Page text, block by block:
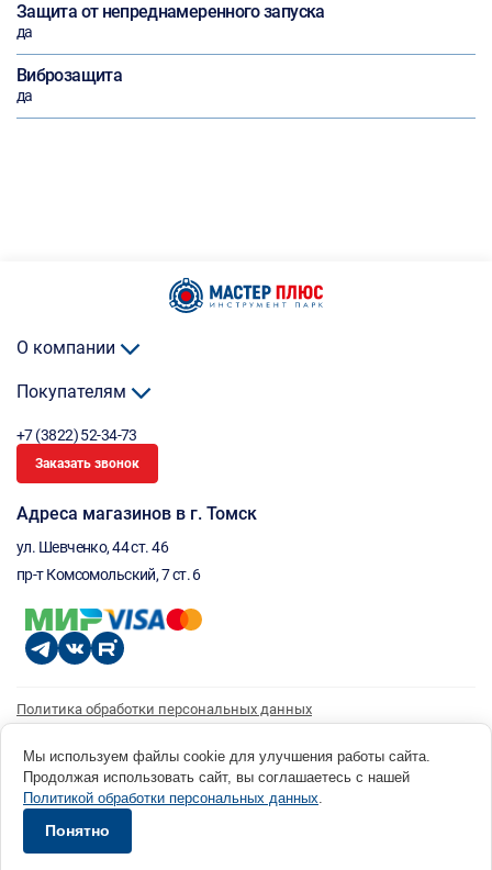
Защита от непреднамеренного запуска
да
Виброзащита
да
О компании
Покупателям
+7 (3822) 52-34-73
Заказать звонок
Адреса магазинов в г. Томск
ул. Шевченко, 44 ст. 46
пр-т Комсомольский, 7 ст. 6
Политика обработки персональных данных
Согласие на получение рассылки
© 1996 - 2026 инструмент парк «Мастер Плюс» Россия, г. Томск, ул. Шевченко, 44 ст. 46, (3822) 52-34-
73 okp@masterplus.tomsk.ru ИП Брусницын Д.Н. ИНН 701700002741
Мы используем файлы cookie для улучшения работы сайта.
Продолжая использовать сайт, вы соглашаетесь с нашей
Политикой обработки персональных данных.
Понятно